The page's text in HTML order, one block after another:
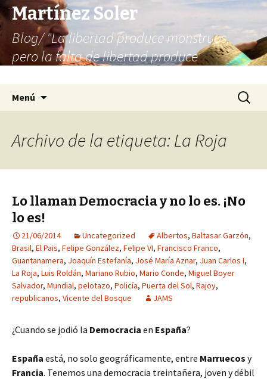
Martínez Soler
Blog/ "La libertad produce monstruos,
pero la falta de libertad produce
Menú Buscar:
Archivo de la etiqueta: La Roja
Lo llaman Democracia y no lo es. ¡No
lo es!
21/06/2014 Uncategorized Albertos, Baltasar Garzón,
Brasil, El Pais, Felipe González, Felipe VI, Francisco Franco,
Guantanamera, Joaquín Estefanía, José María Aznar, Juan Carlos I,
La Roja, Luis Roldán, Mariano Rubio, Mario Conde, Miguel Boyer
Salvador, Mundial, pelotazo, Policía, Puerta del Sol, Rajoy,
republicanos, Vicente del Bosque JAMS
¿Cuando se jodió la Democracia en España?
España está, no solo geográficamente, entre Marruecos y
Francia. Tenemos una democracia treintañera, joven y débil